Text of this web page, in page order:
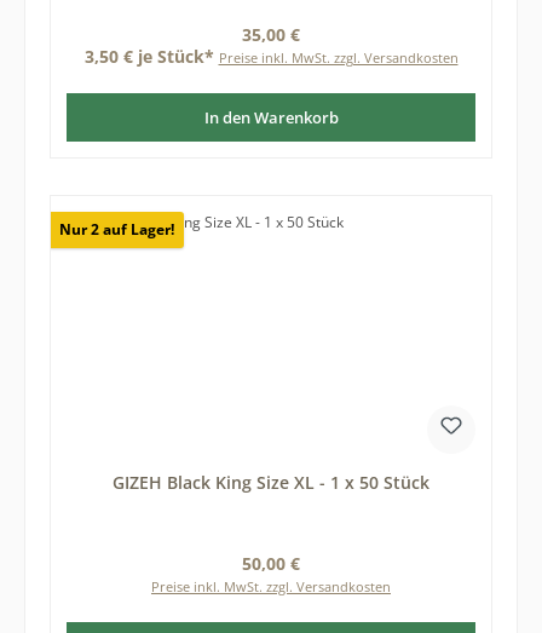
Regulärer Preis:
35,00 €
3,50 € je Stück* Preise inkl. MwSt. zzgl. Versandkosten
In den Warenkorb
Nur 2 auf Lager!
GIZEH Black King Size XL - 1 x 50 Stück
Regulärer Preis:
50,00 €
Preise inkl. MwSt. zzgl. Versandkosten